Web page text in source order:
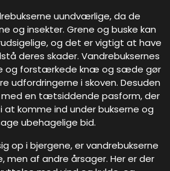
uundværlige, da de
og insekter. Grene og buske kan
og det er vigtigt at have
deres skader. Vandrebuksernes
og forstærkede knæ og sæde gør
udfordringerne i skoven. Desuden
en tætsiddende pasform, der
at komme ind under bukserne og
ubehagelige bid.
op i bjergene, er vandrebukserne
men af andre årsager. Her er der